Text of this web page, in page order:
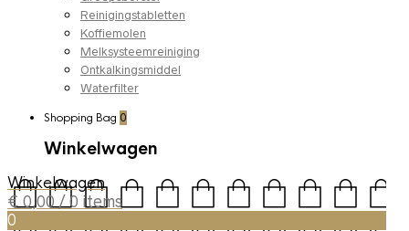
Reinigingstabletten
Koffiemolen
Melksysteemreiniging
Ontkalkingsmiddel
Waterfilter
Shopping Bag 0
Winkelwagen
Winkelwagen
€ 0,00 / 0 items
0